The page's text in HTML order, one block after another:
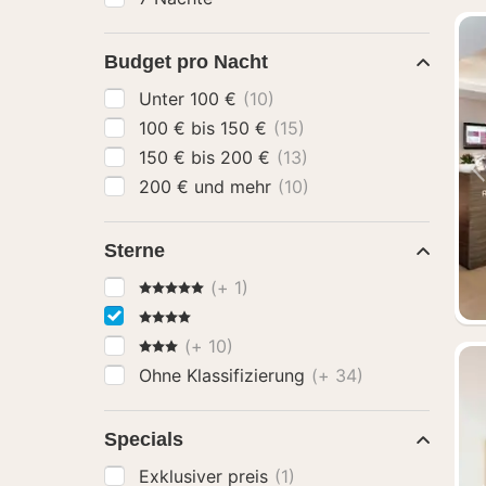
Budget pro Nacht
Unter 100 € (10)
100 € bis 150 € (15)
150 € bis 200 € (13)
200 € und mehr (10)
Sterne
5 Sterne (+ 1)
4 Sterne
3 Sterne(+ 10)
Ohne Klassifizierung (+ 34)
Specials
Exklusiver preis (1)